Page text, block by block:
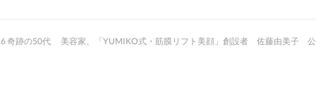
奇跡の50代 美容家、「YUMIKO式・筋膜リフト美顔」創設者 佐藤由美子 公